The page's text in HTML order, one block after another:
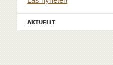
AKTUELLT